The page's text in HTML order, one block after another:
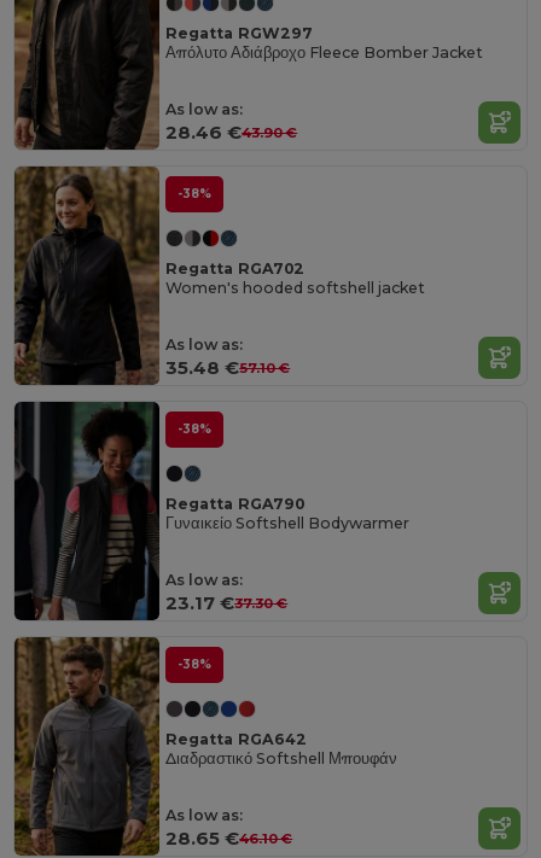
Regatta RGW297
Απόλυτο Αδιάβροχο Fleece Bomber Jacket
As low as:
28.46 €43.90 €
-38%
Regatta RGA702
Women's hooded softshell jacket
As low as:
35.48 €57.10 €
-38%
Regatta RGA790
Γυναικείο Softshell Bodywarmer
As low as:
23.17 €37.30 €
-38%
Regatta RGA642
Διαδραστικό Softshell Μπουφάν
As low as:
28.65 €46.10 €